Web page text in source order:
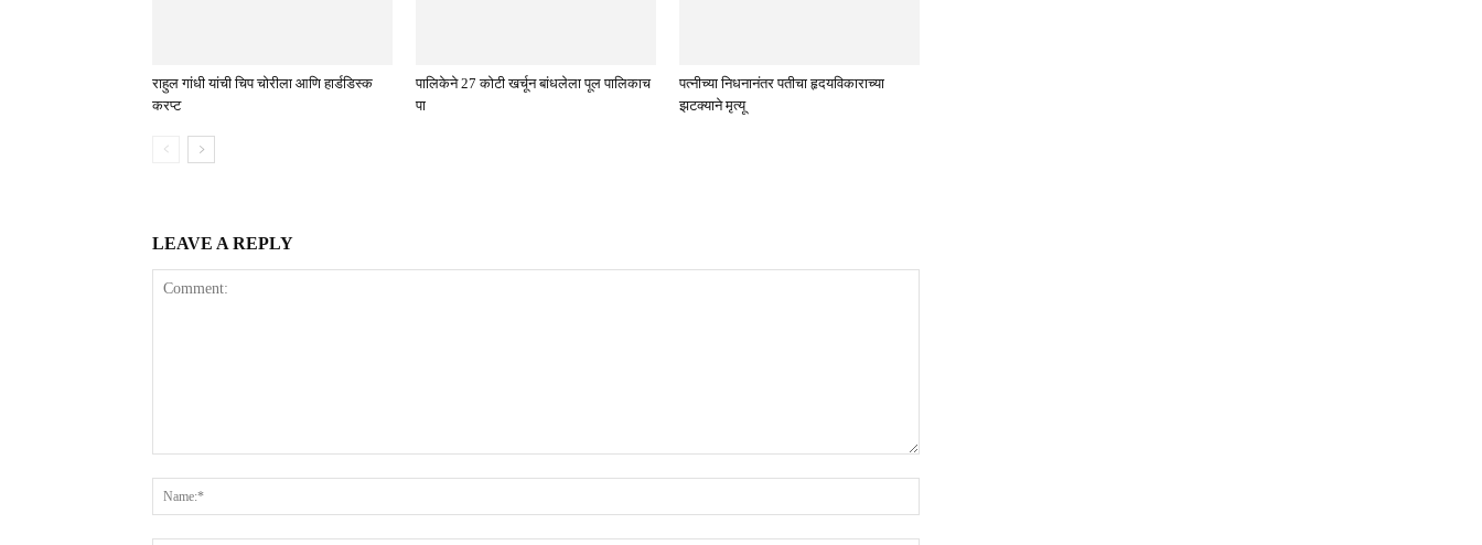
राहुल गांधी यांची चिप चोरीला आणि हार्डडिस्क
करप्ट
पालिकेने 27 कोटी खर्चून बांधलेला पूल पालिकाच
पा
पत्नीच्या निधनानंतर पतीचा हृदयविकाराच्या
झटक्याने मृत्यू
LEAVE A REPLY